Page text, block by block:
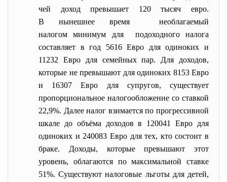
чей доход превышает 120 тысяч евро.
В нынешнее время необлагаемый
налогом минимум для подоходного налога
составляет в год 5616 Евро для одиноких и
11232 Евро для семейных пар. Для доходов,
которые не превышают для одиноких 8153 Евро
и 16307 Евро для супругов, существует
пропорциональное налогообложение со ставкой
22,9%. Далее налог взимается по прогрессивной
шкале до объёма доходов в 120041 Евро для
одиноких и 240083 Евро для тех, кто состоит в
браке. Доходы, которые превышают этот
уровень, облагаются по максимальной ставке
51%. Существуют налоговые льготы для детей,